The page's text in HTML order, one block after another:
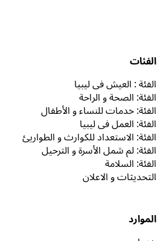
الفئات
الفئة : العيش في ليبيا
الفئة: الصحة و الراحة
الفئة: خدمات للنساء و الأطفال
الفئة: العمل في ليبيا
الفئة: الاستعداد للكوارث و الطواريئ
الفئة: لم شمل الأسرة و الترحيل
الفئة: السلامة
التحديثات و الاعلان
الموارد